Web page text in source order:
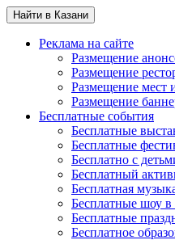
Найти в Казани
Реклама на сайте
Размещение
Размещение
Размещение мест
Размещение
Бесплатные события
Бесплатные
Бесплатные
Бесплатно с
Бесплатный
Бесплатная
Бесплатные шоу в
Бесплатные
Бесплатное